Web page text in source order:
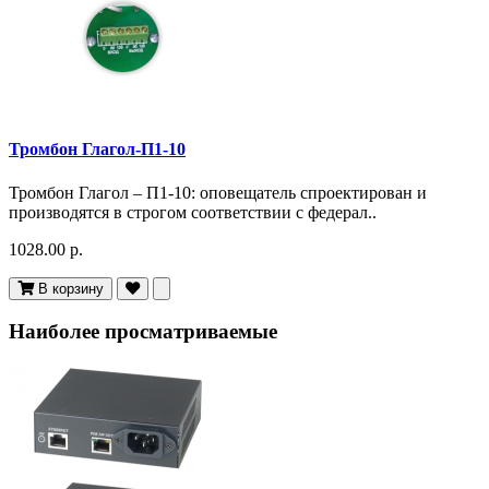
Тромбон Глагол-П1-10
Тромбон Глагол – П1-10: оповещатель спроектирован и
производятся в строгом соответствии с федерал..
1028.00 р.
В корзину
Наиболее просматриваемые